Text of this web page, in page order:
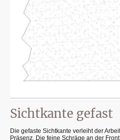
Sichtkante gefast
Die gefaste Sichtkante verleiht der
Präsenz. Die feine Schräge an der